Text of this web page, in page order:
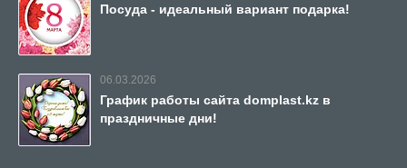
Посуда - идеальный вариант подарка!
06.03.2026
График работы сайта domplast.kz в
праздничные дни!